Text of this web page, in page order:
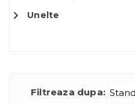
Unelte
Filtreaza dupa: